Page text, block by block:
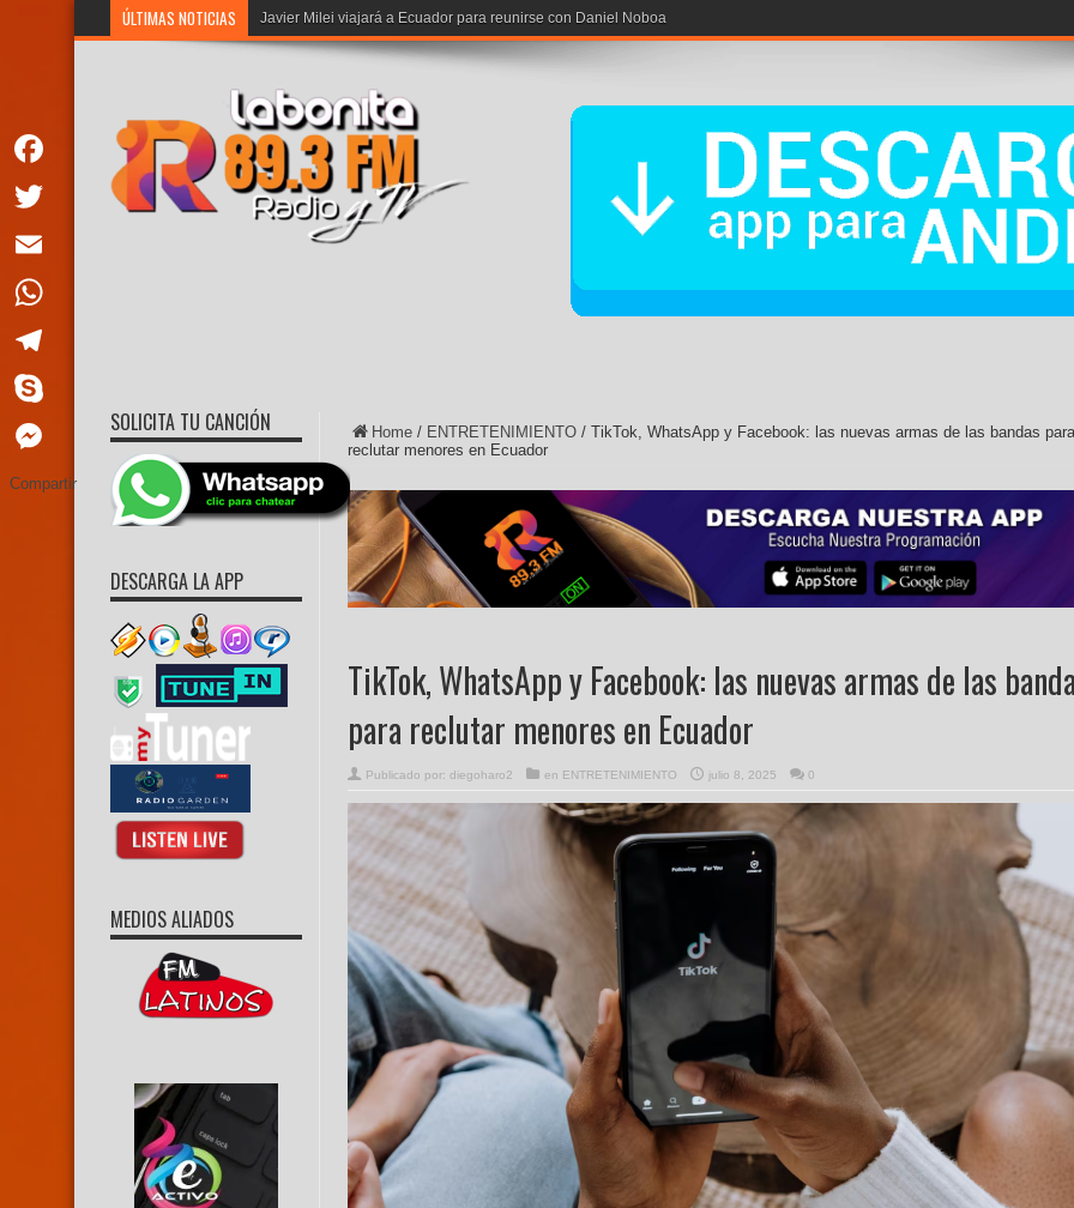
ÚLTIMAS NOTICIAS Javier Milei viajará a Ecuador para reunirse con Daniel Noboa
Home / ENTRETENIMIENTO / TikTok, WhatsApp y Facebook: las nuevas armas de las bandas para
reclutar menores en Ecuador
TikTok, WhatsApp y Facebook: las nuevas armas de las
para reclutar menores en Ecuador
Publicado por: diegoharo2 en ENTRETENIMIENTO julio 8, 2025 0
SOLICITA TU CANCIÓN
DESCARGA LA APP
MEDIOS ALIADOS
Facebook
Twitter
Email
WhatsApp
Telegram
Skype
Messenger
Compartir